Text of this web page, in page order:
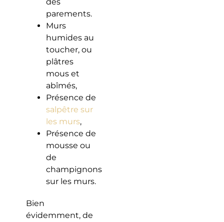
parements.
Murs
humides au
toucher, ou
plâtres
mous et
abîmés,
Présence de
salpêtre sur
les murs,
Présence de
mousse ou
de
champignons
sur les murs.
Bien
évidemment, de